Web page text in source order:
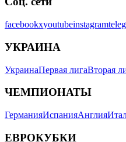
facebookxyoutubeinstagram
УКРАИНА
УкраинаПервая лигаВторая
ЧЕМПИОНАТЫ
ГерманияИспанияАнглия
ЕВРОКУБКИ